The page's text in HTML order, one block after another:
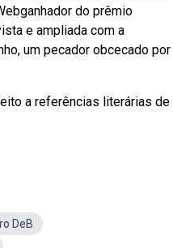
do prêmio
e ampliada com a
um pecador obcecado por
a referências literárias de
DeB